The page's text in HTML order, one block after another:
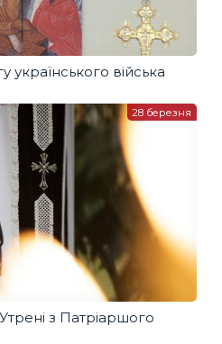
війська
з Патріаршого
28 березня